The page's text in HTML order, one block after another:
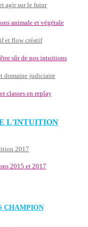
agir sur le futur
animale et végétale
et flow créatif
sûr de nos intuitions
domaine judiciaire
classes en replay
L'INTUITION
2017
2015 et 2017
CHAMPION